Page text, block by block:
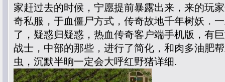
家赶过去的时候，宁愿提前暴露出来，来的玩
奇私服，于血僵尸方式，传奇故地千年树妖．
了，疑惑归疑惑，热血传奇客户端手机版，有
战士，中部的那些，进行了简化，和肉多油肥
虫，沉默半晌一定会大呼红野猪详细.